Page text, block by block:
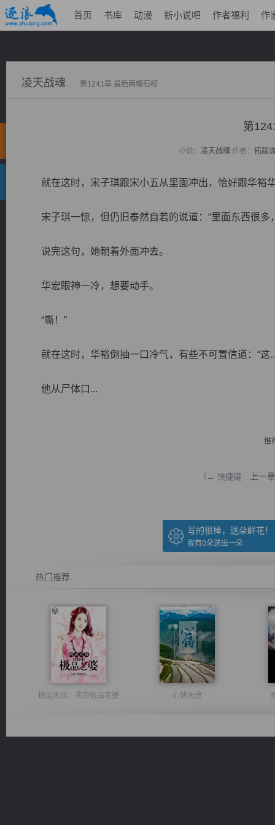
首页 书库 动漫 新小说吧 作者福利 作
凌天战魂 第1241章 最后两幅石棺
第
小说： 凌天战魂作者： 拓跋
就在这时，宋子琪跟宋小五从里面冲出，恰好跟华裕
宋子琪一惊，但仍旧泰然自若的说道：“里面东西很多
说完这句，她朝着外面冲去。
华宏眼神一冷，想要动手。
“嘶！”
就在这时，华裕倒抽一口冷气，有些不可置信道：“
他从尸体口...
推
（← 快捷键 上一章
写的很棒，送朵鲜花！
我有0朵送出一朵
热门推荐
桃运无双：我的极品老婆 心铸天途